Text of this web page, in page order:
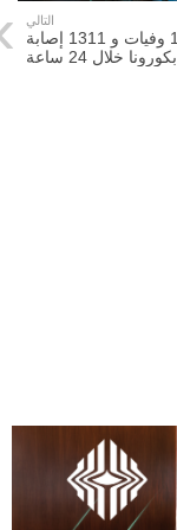
التالي
عُمان: 10 وفيات و 1311 إصابة
بكورونا خلال 24 ساعة